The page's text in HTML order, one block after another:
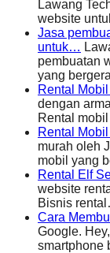
Lawang
website
Jasa
untuk…
pembuatan
yang
Rental
dengan
Rental
Rental
murah oleh
mobil yang
Rental Elf
website
Bisnis
Cara
Google.
smartphone